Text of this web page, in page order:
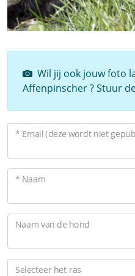
Wil jij ook jouw foto
Affenpinscher ? Stuur
* Email (deze wordt niet
* Naam
Naam van de hond
Selecteer het ras